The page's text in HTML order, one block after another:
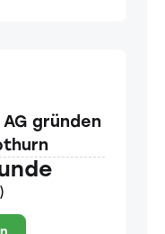
gründen